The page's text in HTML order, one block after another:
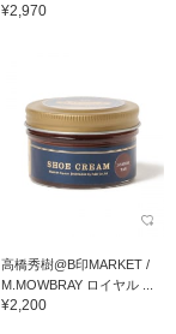
¥2,970
高橋秀樹@B印MARKET /
M.MOWBRAY ロイヤル ...
¥2,200